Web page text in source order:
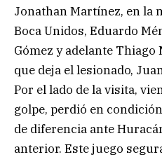
Jonathan Martínez, en la
Boca Unidos, Eduardo
Gómez y adelante
que deja el lesionado,
Por el lado de la visita,
golpe, perdió en
de diferencia ante
anterior. Este juego